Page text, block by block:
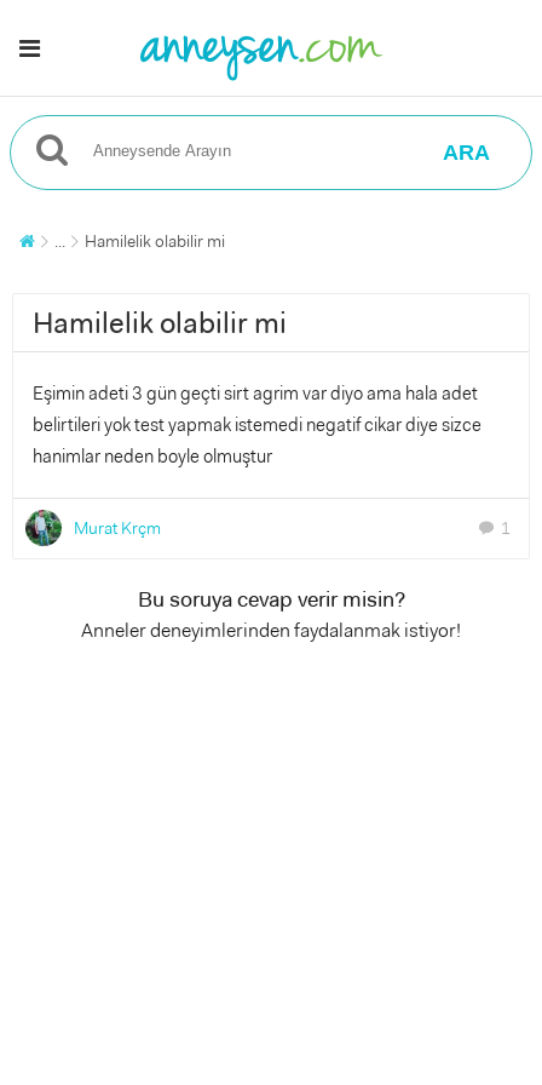
ARA
... Hamilelik olabilir mi
Hamilelik olabilir mi
Eşimin adeti 3 gün geçti sirt agrim var diyo ama hala adet
belirtileri yok test yapmak istemedi negatif cikar diye sizce
hanimlar neden boyle olmuştur
Murat Krçm chat 1
Bu soruya cevap verir misin?
Anneler deneyimlerinden faydalanmak istiyor!